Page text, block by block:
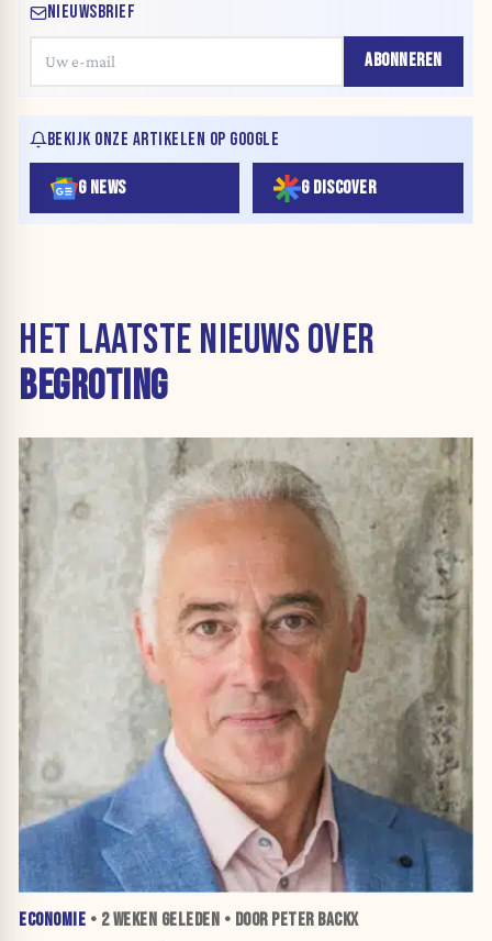
NIEUWSBRIEF
ABONNEREN
BEKIJK ONZE ARTIKELEN OP GOOGLE
G NEWS G DISCOVER
HET LAATSTE NIEUWS OVER
BEGROTING
ECONOMIE • 2 WEKEN GELEDEN • DOOR PETER BACKX